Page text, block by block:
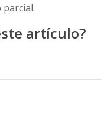
artículo?